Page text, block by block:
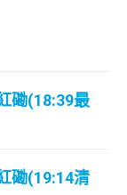
磡(18:39最
磡(19:14清